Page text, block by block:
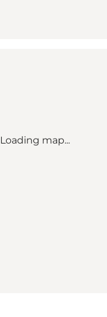
Loading map...